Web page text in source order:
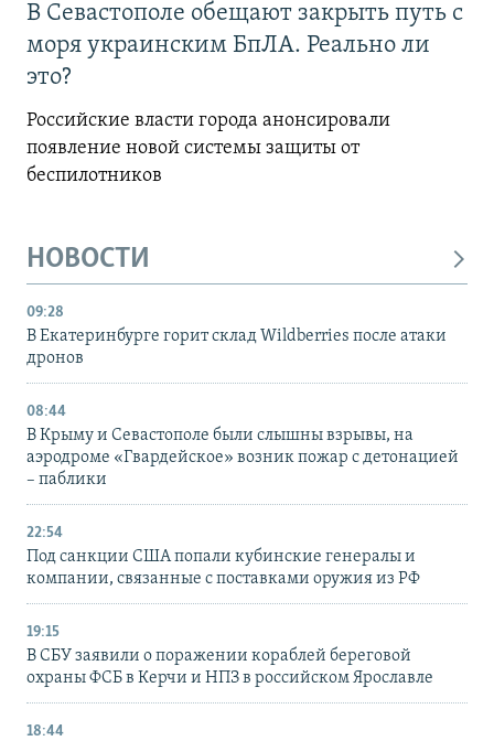
В Севастополе обещают закрыть путь с
моря украинским БпЛА. Реально ли
это?
Российские власти города анонсировали
появление новой системы защиты от
беспилотников
НОВОСТИ
09:28
В Екатеринбурге горит склад Wildberries после атаки
дронов
08:44
В Крыму и Севастополе были слышны взрывы, на
аэродроме «Гвардейское» возник пожар с детонацией
– паблики
22:54
Под санкции США попали кубинские генералы и
компании, связанные с поставками оружия из РФ
19:15
В СБУ заявили о поражении кораблей береговой
охраны ФСБ в Керчи и НПЗ в российском Ярославле
18:44